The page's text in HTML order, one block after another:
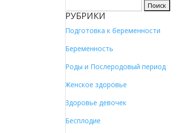
РУБРИКИ
Подготовка к беременности
Беременность
Роды и Послеродовый период
Женское здоровье
Здоровье девочек
Бесплодие